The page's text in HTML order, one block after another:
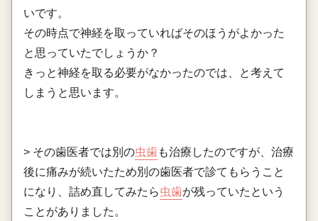
いです。
その時点で神経を取っていればそのほうがよかった
と思っていたでしょうか？
きっと神経を取る必要がなかったのでは、と考えて
しまうと思います。
> その歯医者では別の虫歯 も治療したのですが、治療
後に痛みが続いたため別の歯医者で診てもらうこと
になり、詰め直してみたら虫歯が残っていたという
ことがありました。